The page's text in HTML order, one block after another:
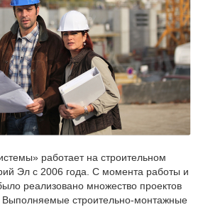
работает на строительном
Эл с 2006 года. С момента работы и
реализовано множество проектов
Выполняемые строительно-монтажные